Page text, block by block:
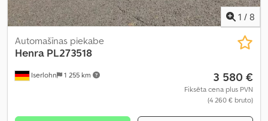
1 / 8
Iserlohn 1 255 km
Automašīnas piekabe
Henra PL273518
3 580 €
Fiksēta cena plus PVN
(4 260 € bruto)